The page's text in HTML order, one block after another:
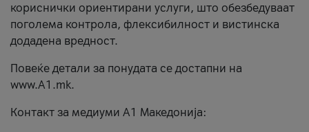
кориснички ориентирани услуги, што обезбедуваат
поголема контрола, флексибилност и вистинска
додадена вредност.
Повеќе детали за понудата се достапни на
www.А1.mk.
Контакт за медиуми А1 Македонија: